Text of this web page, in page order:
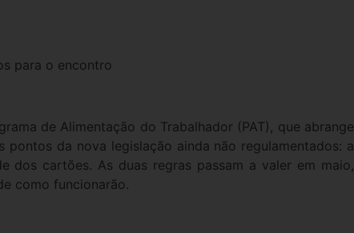
para o encontro
de Alimentação do Trabalhador (PAT), que abrange
da nova legislação ainda não regulamentados: a
dos cartões. As duas regras passam a valer em maio,
como funcionarão.